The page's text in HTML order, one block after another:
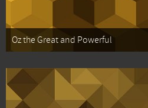
Oz the Great and Powerful